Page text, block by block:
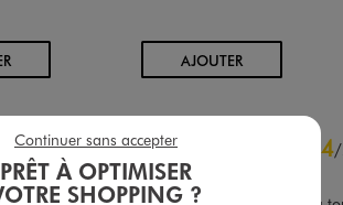
AU PANIER AJOUTERAU PANIER
/5 4/
Avis vérifié et récompensé
PRÊT À OPTIMISER
SHOPPING ?
Continuer sans accepter